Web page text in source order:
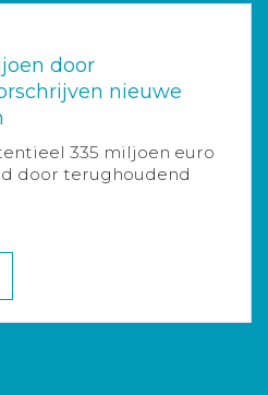
door
nieuwe
335 miljoen euro
door terughoudend